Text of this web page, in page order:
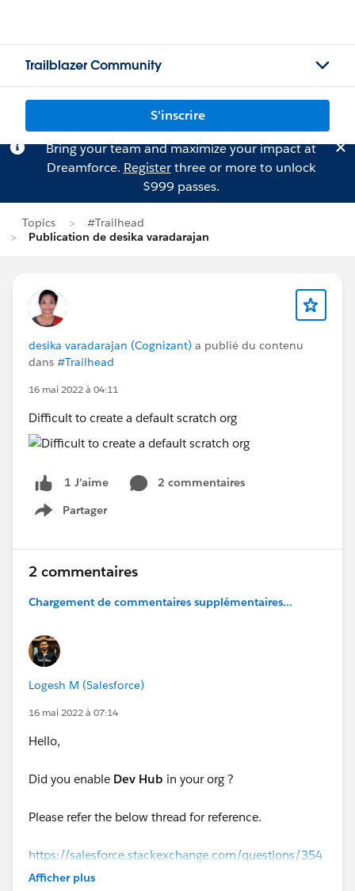
Trailblazer Community
S'inscrire
Bring your team and maximize your impact at
Dreamforce. Registerthree or more to unlock
$999 passes.
Topics
#Trailhead
Publication de desika varadarajan
desika varadarajan (Cognizant) a publié du contenu
dans #Trailhead
16 mai 2022 à 04:11
Difficult to create a default scratch org
1 J’aime
2 commentaires
Partager
Show menu
2 commentaires
Chargement de commentaires supplémentaires...
Logesh M (Salesforce)
16 mai 2022 à 07:14
Hello,
Did you enable Dev Hub in your org ?
Please refer the below thread for reference.
https://salesforce.stackexchange.com/questions/354
392/error-running-forceorgcreate-the-requested-
Afficher plus